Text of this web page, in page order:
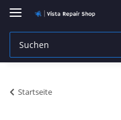
Startseite